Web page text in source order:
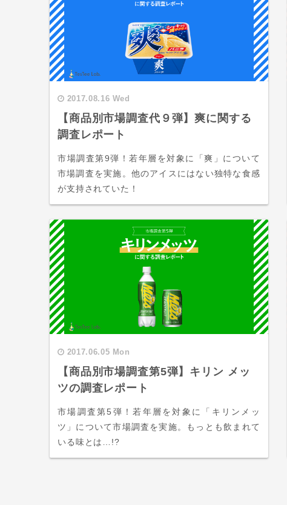
2017.08.16 Wed
【商品別市場調査代９弾】爽に関する
調査レポート
市場調査第9弾！若年層を対象に「爽」について
市場調査を実施。他のアイスにはない独特な食感
が支持されていた！
2017.06.05 Mon
【商品別市場調査第5弾】キリン メッ
ツの調査レポート
市場調査第5弾！若年層を対象に「キリンメッ
ツ」について市場調査を実施。もっとも飲まれて
いる味とは…!?